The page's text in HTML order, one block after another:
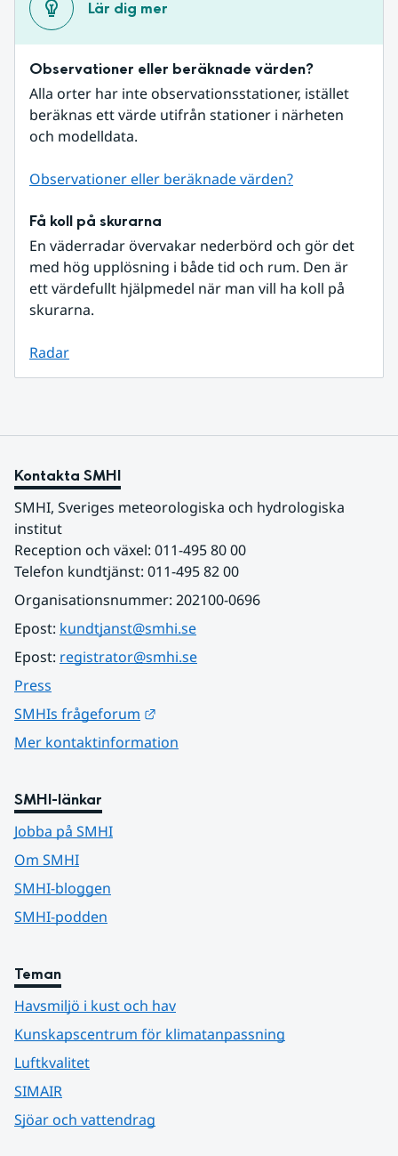
Lär dig mer
Observationer eller beräknade värden?
Alla orter har inte observationsstationer, istället
beräknas ett värde utifrån stationer i närheten
och modelldata.
Observationer eller beräknade värden?
Få koll på skurarna
En väderradar övervakar nederbörd och gör det
med hög upplösning i både tid och rum. Den är
ett värdefullt hjälpmedel när man vill ha koll på
skurarna.
Radar
Kontakta SMHI
SMHI, Sveriges meteorologiska och hydrologiska
institut
Reception och växel: 011-495 80 00
Telefon kundtjänst: 011-495 82 00
Organisationsnummer: 202100-0696
Epost: kundtjanst@smhi.se
Epost: registrator@smhi.se
Press
SMHIs frågeforum
Mer kontaktinformation
SMHI-länkar
Jobba på SMHI
Om SMHI
SMHI-bloggen
SMHI-podden
Teman
Havsmiljö i kust och hav
Kunskapscentrum för klimatanpassning
Luftkvalitet
SIMAIR
Sjöar och vattendrag